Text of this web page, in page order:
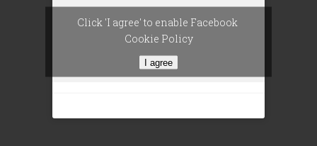
Click 'I agree' to enable Facebook
Cookie Policy
I agree